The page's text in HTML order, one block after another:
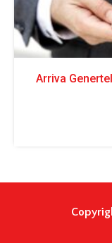
Arriva